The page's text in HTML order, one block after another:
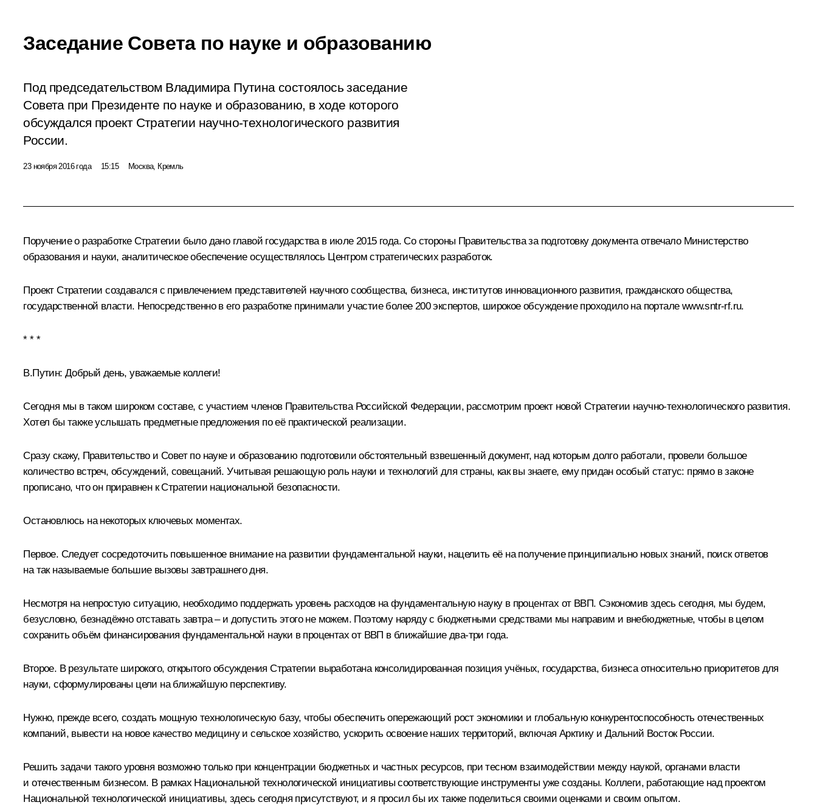
Заседание Совета по науке и образованию
Под председательством Владимира Путина состоялось заседание
Совета при Президенте по науке и образованию, в ходе которого
обсуждался проект Стратегии научно-технологического развития
России.
23 ноября 2016 года 15:15 Москва, Кремль
Поручение о разработке Стратегии было дано главой государства в июле 2015 года. Со стороны Правительства за подготовку документа отвечало Министерство
образования и науки, аналитическое обеспечение осуществлялось Центром стратегических разработок.
Проект Стратегии создавался с привлечением представителей научного сообщества, бизнеса, институтов инновационного развития, гражданского общества,
государственной власти. Непосредственно в его разработке принимали участие более 200 экспертов, широкое обсуждение проходило на портале www.sntr-rf.ru.
* * *
В.Путин: Добрый день, уважаемые коллеги!
Сегодня мы в таком широком составе, с участием членов Правительства Российской Федерации, рассмотрим проект новой Стратегии научно-технологического развития.
Хотел бы также услышать предметные предложения по её практической реализации.
Сразу скажу, Правительство и Совет по науке и образованию подготовили обстоятельный взвешенный документ, над которым долго работали, провели большое
количество встреч, обсуждений, совещаний. Учитывая решающую роль науки и технологий для страны, как вы знаете, ему придан особый статус: прямо в законе
прописано, что он приравнен к Стратегии национальной безопасности.
Остановлюсь на некоторых ключевых моментах.
Первое. Следует сосредоточить повышенное внимание на развитии фундаментальной науки, нацелить её на получение принципиально новых знаний, поиск ответов
на так называемые большие вызовы завтрашнего дня.
Несмотря на непростую ситуацию, необходимо поддержать уровень расходов на фундаментальную науку в процентах от ВВП. Сэкономив здесь сегодня, мы будем,
безусловно, безнадёжно отставать завтра – и допустить этого не можем. Поэтому наряду с бюджетными средствами мы направим и внебюджетные, чтобы в целом
сохранить объём финансирования фундаментальной науки в процентах от ВВП в ближайшие два-три года.
Второе. В результате широкого, открытого обсуждения Стратегии выработана консолидированная позиция учёных, государства, бизнеса относительно приоритетов для
науки, сформулированы цели на ближайшую перспективу.
Нужно, прежде всего, создать мощную технологическую базу, чтобы обеспечить опережающий рост экономики и глобальную конкурентоспособность отечественных
компаний, вывести на новое качество медицину и сельское хозяйство, ускорить освоение наших территорий, включая Арктику и Дальний Восток России.
Решить задачи такого уровня возможно только при концентрации бюджетных и частных ресурсов, при тесном взаимодействии между наукой, органами власти
и отечественным бизнесом. В рамках Национальной технологической инициативы соответствующие инструменты уже созданы. Коллеги, работающие над проектом
Национальной технологической инициативы, здесь сегодня присутствуют, и я просил бы их также поделиться своими оценками и своим опытом.